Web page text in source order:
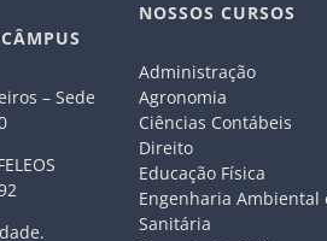
– Sede
NOSSOS CURSOS
Administração
Agronomia
Ciências Contábeis
Direito
Educação Física
Engenharia Ambiental
Sanitária